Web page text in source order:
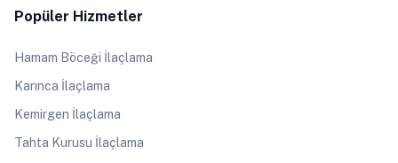
Popüler Hizmetler
Hamam Böceği İlaçlama
Karınca İlaçlama
Kemirgen İlaçlama
Tahta Kurusu İlaçlama